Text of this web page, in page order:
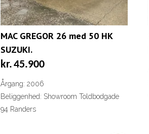
MAC GREGOR 26 med 50 HK
SUZUKI.
kr.45.900
Årgang: 2006
Beliggenhed: Showroom Toldbodgade
94 Randers